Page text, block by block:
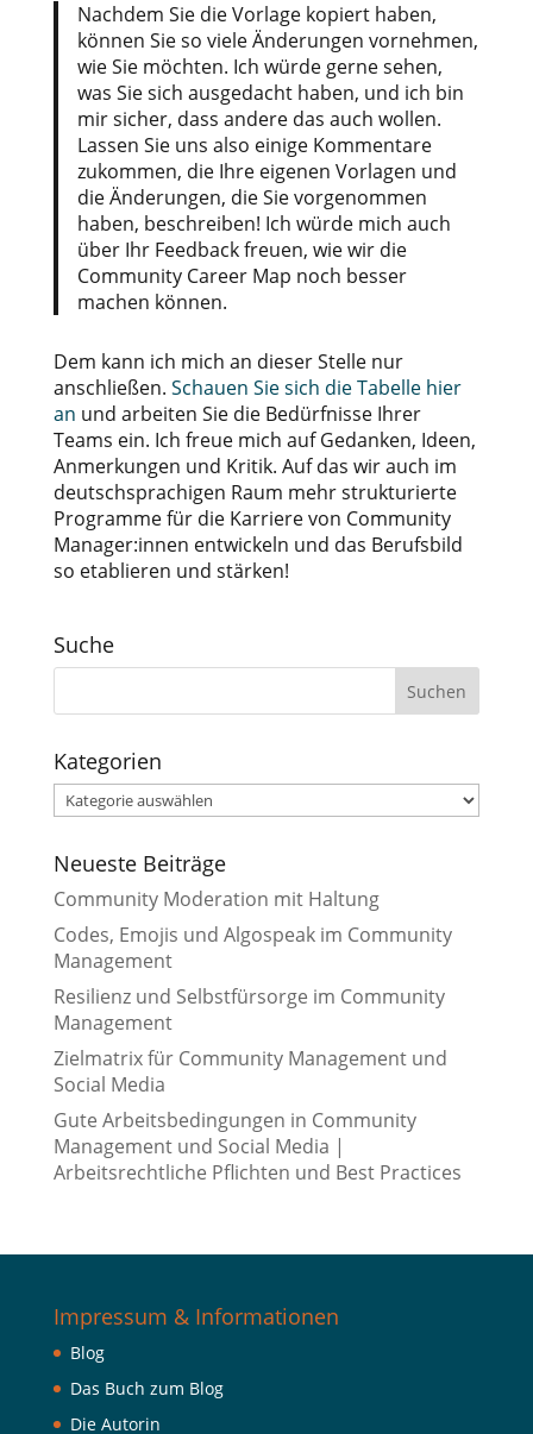
Nachdem Sie die Vorlage kopiert haben,
können Sie so viele Änderungen vornehmen,
wie Sie möchten. Ich würde gerne sehen,
was Sie sich ausgedacht haben, und ich bin
mir sicher, dass andere das auch wollen.
Lassen Sie uns also einige Kommentare
zukommen, die Ihre eigenen Vorlagen und
die Änderungen, die Sie vorgenommen
haben, beschreiben! Ich würde mich auch
über Ihr Feedback freuen, wie wir die
Community Career Map noch besser
machen können.
Dem kann ich mich an dieser Stelle nur
anschließen. Schauen Sie sich die Tabelle hier
an und arbeiten Sie die Bedürfnisse Ihrer
Teams ein. Ich freue mich auf Gedanken, Ideen,
Anmerkungen und Kritik. Auf das wir auch im
deutschsprachigen Raum mehr strukturierte
Programme für die Karriere von Community
Manager:innen entwickeln und das Berufsbild
so etablieren und stärken!
Suche
Kategorien
Kategorien
Neueste Beiträge
Community Moderation mit Haltung
Codes, Emojis und Algospeak im Community
Management
Resilienz und Selbstfürsorge im Community
Management
Zielmatrix für Community Management und
Social Media
Gute Arbeitsbedingungen in Community
Management und Social Media |
Arbeitsrechtliche Pflichten und Best Practices
Impressum & Informationen
Blog
Das Buch zum Blog
Die Autorin